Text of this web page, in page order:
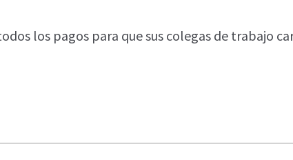
los pagos para que sus colegas de trabajo